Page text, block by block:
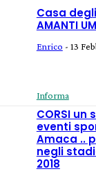
Casa
AMANTI
Enrico - 13
Informa
CORSI un
eventi
Amaca ..
negli
2018